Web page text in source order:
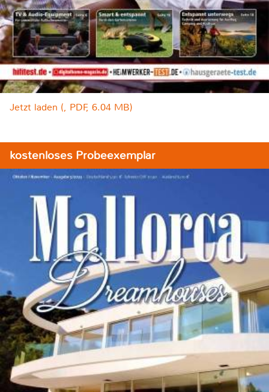
Jetzt laden (, PDF, 6.04 MB)
kostenloses Probeexemplar